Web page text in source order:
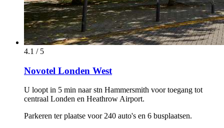
4.1 / 5
Novotel Londen West
U loopt in 5 min naar stn Hammersmith voor toegang tot
centraal Londen en Heathrow Airport.
Parkeren ter plaatse voor 240 auto's en 6 busplaatsen.